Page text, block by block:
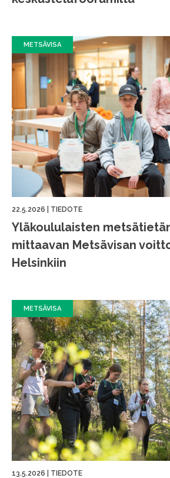
METSÄVISA
22.5.2026 TIEDOTE
Yläkoululaisten
mittaavan Metsävisan
Helsinkiin
METSÄVISA
13.5.2026 TIEDOTE